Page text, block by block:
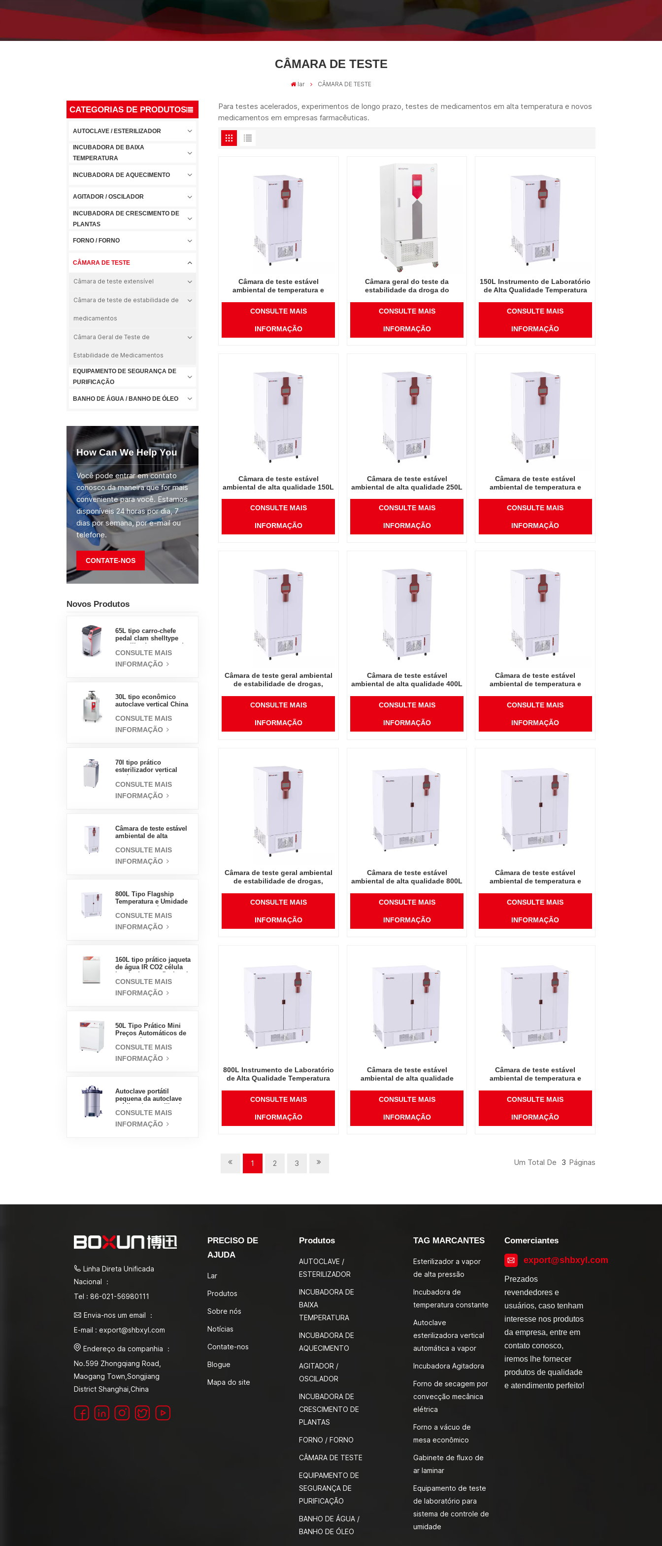
CÂMARA DE TESTE
lar CÂMARA DE TESTE
CATEGORIAS DE PRODUTOS
AUTOCLAVE / ESTERILIZADOR
INCUBADORA DE BAIXA
TEMPERATURA
INCUBADORA DE AQUECIMENTO
AGITADOR / OSCILADOR
INCUBADORA DE CRESCIMENTO DE
PLANTAS
FORNO / FORNO
CÂMARA DE TESTE
Câmara de teste extensível
Câmara de teste de estabilidade de
medicamentos
Câmara Geral de Teste de
Estabilidade de Medicamentos
EQUIPAMENTO DE SEGURANÇA DE
PURIFICAÇÃO
BANHO DE ÁGUA / BANHO DE ÓLEO
How Can We Help You
Você pode entrar em contato
conosco da maneira que for mais
conveniente para você. Estamos
disponíveis 24 horas por dia, 7
dias por semana, por e-mail ou
telefone.
CONTATE-NOS
Novos Produtos
65L tipo carro-chefe
pedal clam shelltype
pressão fábrica de
vendas diretas na China
CONSULTE MAIS
INFORMAÇÃO
30L tipo econômico
autoclave vertical China
vapor de pressão
CONSULTE MAIS
INFORMAÇÃO
70l tipo prático
esterilizador vertical
laboratório design
vertical esterilizador a
vapor de alta
CONSULTE MAIS
INFORMAÇÃO
Câmara de teste estável
ambiental de alta
preço de atacado
laboratório temperatura
umidade
CONSULTE MAIS
INFORMAÇÃO
800L Tipo Flagship
Temperatura e Umidade
Suprimentos de
Laboratório Incubadora
Elétrica
CONSULTE MAIS
INFORMAÇÃO
160L tipo prático jaqueta
de água IR CO2 célula
fábrica laboratório
incubadoras
CONSULTE MAIS
INFORMAÇÃO
50L Tipo Prático Mini
Preços Automáticos de
de Jaqueta de Água
CONSULTE MAIS
INFORMAÇÃO
Autoclave portátil
pequena da autoclave
do vapor 18L
CONSULTE MAIS
INFORMAÇÃO
Para testes acelerados, experimentos de longo prazo, testes de medicamentos em alta temperatura e novos
medicamentos em empresas farmacêuticas.
Câmara de teste estável
ambiental de temperatura e
150L
CONSULTE MAIS
INFORMAÇÃO
Câmara geral do teste da
estabilidade da droga do
CONSULTE MAIS
INFORMAÇÃO
150L Instrumento de Laboratório
de Alta Qualidade Temperatura
Medicamentos
CONSULTE MAIS
INFORMAÇÃO
Câmara de teste estável
ambiental de alta qualidade 150L
laboratório temperatura umidade
CONSULTE MAIS
INFORMAÇÃO
Câmara de teste estável
ambiental de alta qualidade 250L
laboratório temperatura umidade
CONSULTE MAIS
INFORMAÇÃO
Câmara de teste estável
ambiental de temperatura e
laboratório de alta qualidade
250L
CONSULTE MAIS
INFORMAÇÃO
Câmara de teste geral ambiental
de estabilidade de drogas,
alta qualidade 250L, temperatura,
umidade
CONSULTE MAIS
INFORMAÇÃO
Câmara de teste estável
ambiental de alta qualidade 400L
laboratório temperatura umidade
CONSULTE MAIS
INFORMAÇÃO
Câmara de teste estável
ambiental de temperatura e
laboratório de alta qualidade
400L
CONSULTE MAIS
INFORMAÇÃO
Câmara de teste geral ambiental
de estabilidade de drogas,
alta qualidade 400L, temperatura,
umidade
CONSULTE MAIS
INFORMAÇÃO
Câmara de teste estável
ambiental de alta qualidade 800L
laboratório temperatura umidade
CONSULTE MAIS
INFORMAÇÃO
Câmara de teste estável
ambiental de temperatura e
laboratório de alta qualidade
800L
CONSULTE MAIS
INFORMAÇÃO
800L Instrumento de Laboratório
de Alta Qualidade Temperatura
Medicamentos
CONSULTE MAIS
INFORMAÇÃO
Câmara de teste estável
ambiental de alta qualidade
CONSULTE MAIS
INFORMAÇÃO
Câmara de teste estável
ambiental de temperatura e
1000L
CONSULTE MAIS
INFORMAÇÃO
1 2 3 Um Total De 3 Páginas
Linha Direta Unificada
Nacional ：
Tel : 86-021-56980111
Envia-nos um email ：
E-mail : export@shbxyl.com
Endereço da companhia ：
No.599 Zhongqiang Road,
Maogang Town,Songjiang
District Shanghai,China
PRECISO DE
AJUDA
Lar
Produtos
Sobre nós
Notícias
Contate-nos
Blogue
Mapa do site
Produtos
AUTOCLAVE /
ESTERILIZADOR
INCUBADORA DE
BAIXA
TEMPERATURA
INCUBADORA DE
AQUECIMENTO
AGITADOR /
OSCILADOR
INCUBADORA DE
CRESCIMENTO DE
PLANTAS
FORNO / FORNO
CÂMARA DE TESTE
EQUIPAMENTO DE
SEGURANÇA DE
PURIFICAÇÃO
BANHO DE ÁGUA /
BANHO DE ÓLEO
TAG MARCANTES
Esterilizador a vapor
de alta pressão
Incubadora de
temperatura constante
Autoclave
esterilizadora vertical
automática a vapor
Incubadora Agitadora
Forno de secagem por
convecção mecânica
elétrica
Forno a vácuo de
mesa econômico
Gabinete de fluxo de
ar laminar
Equipamento de teste
de laboratório para
sistema de controle de
umidade
Comerciantes
export@shbxyl.com
Prezados
revendedores e
usuários, caso tenham
interesse nos produtos
da empresa, entre em
contato conosco,
iremos lhe fornecer
produtos de qualidade
e atendimento perfeito!